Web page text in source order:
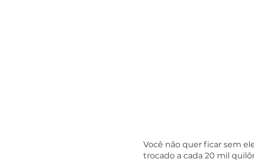
Você não quer ficar sem
trocado a cada 20 mil